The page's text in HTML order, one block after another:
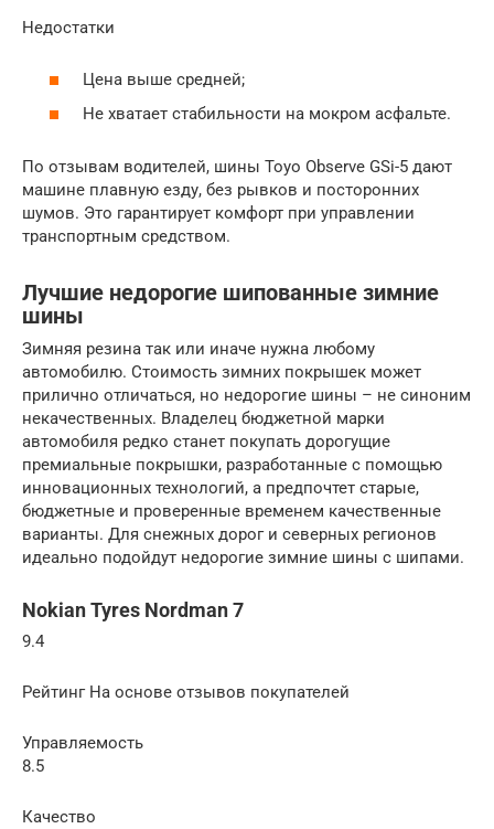
Недостатки
Цена выше средней;
Не хватает стабильности на мокром асфальте.
По отзывам водителей, шины Toyo Observe GSi-5 дают
машине плавную езду, без рывков и посторонних
шумов. Это гарантирует комфорт при управлении
транспортным средством.
Лучшие недорогие шипованные зимние
шины
Зимняя резина так или иначе нужна любому
автомобилю. Стоимость зимних покрышек может
прилично отличаться, но недорогие шины – не синоним
некачественных. Владелец бюджетной марки
автомобиля редко станет покупать дорогущие
премиальные покрышки, разработанные с помощью
инновационных технологий, а предпочтет старые,
бюджетные и проверенные временем качественные
варианты. Для снежных дорог и северных регионов
идеально подойдут недорогие зимние шины с шипами.
Nokian Tyres Nordman 7
9.4
Рейтинг На основе отзывов покупателей
Управляемость
8.5
Качество